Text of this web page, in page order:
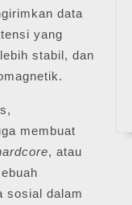
data
yang
stabil, dan
membuat
, atau
sosial dalam